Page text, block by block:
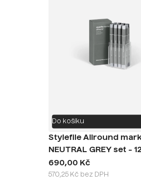
Do košíku
Stylefile Allround
NEUTRAL GREY set -
690,00 Kč
570,25 Kč bez DPH